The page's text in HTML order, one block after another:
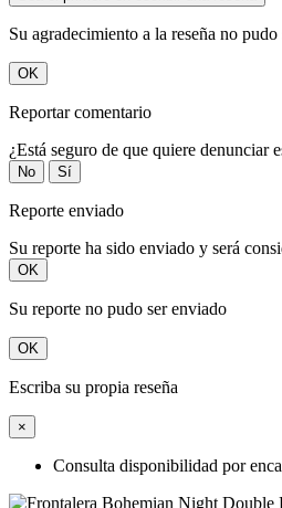
Su agradecimiento a la reseña no
OK
Reportar comentario
¿Está seguro de que quiere denunciar
No Sí
Reporte enviado
Su reporte ha sido enviado y será
OK
Su reporte no pudo ser enviado
OK
Escriba su propia reseña
×
Consulta disponibilidad por